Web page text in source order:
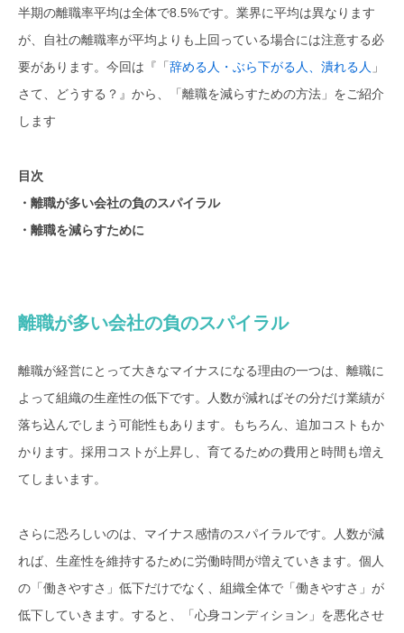
半期の離職率平均は全体で8.5%です。業界に平均は異なります
が、自社の離職率が平均よりも上回っている場合には注意する必
要があります。今回は『「 辞める人・ぶら下がる人、潰れる人 」
さて、どうする？』から、「離職を減らすための方法」をご紹介
します
目次
・離職が多い会社の負のスパイラル
・離職を減らすために
離職が多い会社の負のスパイラル
離職が経営にとって大きなマイナスになる理由の一つは、離職に
よって組織の生産性の低下です。人数が減ればその分だけ業績が
落ち込んでしまう可能性もあります。もちろん、追加コストもか
かります。採用コストが上昇し、育てるための費用と時間も増え
てしまいます。
さらに恐ろしいのは、マイナス感情のスパイラルです。人数が減
れば、生産性を維持するために労働時間が増えていきます。個人
の「働きやすさ」低下だけでなく、組織全体で「働きやすさ」が
低下していきます。すると、「心身コンディション」を悪化させ